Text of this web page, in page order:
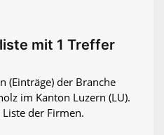
mit 1 Treffer
(Einträge) der Branche
im Kanton Luzern (LU).
der Firmen.